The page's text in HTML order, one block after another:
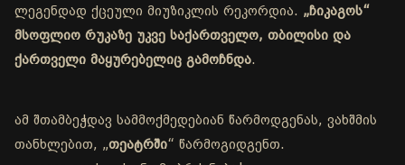
ლეგენდად ქცეული მიუზიკლის რეკორდია. „ჩიკაგოს“
მსოფლიო რუკაზე უკვე საქართველო, თბილისი და
ქართველი მაყურებელიც გამოჩნდა.
ამ შთამბეჭდავ სამმოქმედებიან წარმოდგენას, ვახშმის
თანხლებით, „თეატრში“ წარმოგიდგენთ.